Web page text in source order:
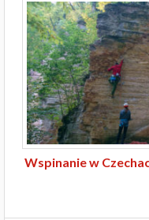
Wspinanie w